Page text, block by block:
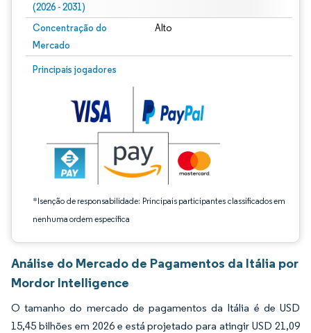
(2026 - 2031)
Concentração do
Mercado
Alto
Principais jogadores
*Isenção de responsabilidade: Principais participantes classificados em
nenhuma ordem específica
Imagem © Mordor Intelligence. O reuso requer atribuição conforme CC BY 4.0.
Análise do Mercado de Pagamentos da Itália por
Mordor Intelligence
O tamanho do mercado de pagamentos da Itália é de USD
15,45 bilhões em 2026 e está projetado para atingir USD 21,09